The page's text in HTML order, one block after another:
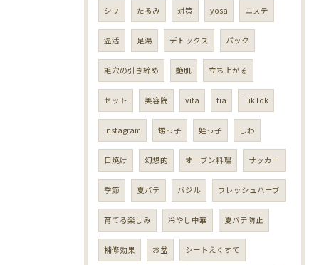
シワ たるみ 対策 yosa エステ
温活 足湯 デトックス パック
毛穴の引き締め 艶肌 立ち上がる
セット 美容院 vita tia TikTok
Instagram 甥っ子 姪っ子 しわ
日焼け 幻想的 オーブン料理 サッカー
季節 夏バテ バジル フレッシュハーブ
育てる楽しみ 冷やし中華 夏バテ防止
補修効果 お盆 シートえくすて